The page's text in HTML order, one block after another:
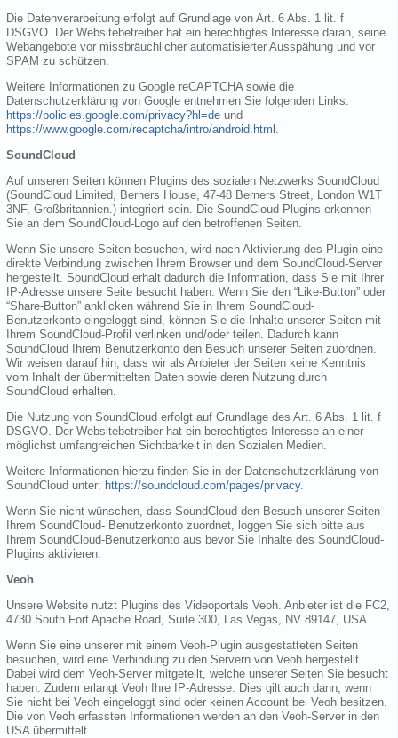
Die Datenverarbeitung erfolgt auf Grundlage von Art. 6 Abs. 1 lit. f
DSGVO. Der Websitebetreiber hat ein berechtigtes Interesse daran, seine
Webangebote vor missbräuchlicher automatisierter Ausspähung und vor
SPAM zu schützen.
Weitere Informationen zu Google reCAPTCHA sowie die
Datenschutzerklärung von Google entnehmen Sie folgenden Links:
https://policies.google.com/privacy?hl=de und
https://www.google.com/recaptcha/intro/android.html
SoundCloud
Auf unseren Seiten können Plugins des sozialen Netzwerks SoundCloud
(SoundCloud Limited, Berners House, 47-48 Berners Street, London W1T
3NF, Großbritannien.) integriert sein. Die SoundCloud-Plugins erkennen
Sie an dem SoundCloud-Logo auf den betroffenen Seiten.
Wenn Sie unsere Seiten besuchen, wird nach Aktivierung des Plugin eine
direkte Verbindung zwischen Ihrem Browser und dem SoundCloud-Server
hergestellt. SoundCloud erhält dadurch die Information, dass Sie mit Ihrer
IP-Adresse unsere Seite besucht haben. Wenn Sie den “Like-Button” oder
“Share-Button” anklicken während Sie in Ihrem SoundCloud-
Benutzerkonto eingeloggt sind, können Sie die Inhalte unserer Seiten mit
Ihrem SoundCloud-Profil verlinken und/oder teilen. Dadurch kann
SoundCloud Ihrem Benutzerkonto den Besuch unserer Seiten zuordnen.
Wir weisen darauf hin, dass wir als Anbieter der Seiten keine Kenntnis
vom Inhalt der übermittelten Daten sowie deren Nutzung durch
SoundCloud erhalten.
Die Nutzung von SoundCloud erfolgt auf Grundlage des Art. 6 Abs. 1 lit. f
DSGVO. Der Websitebetreiber hat ein berechtigtes Interesse an einer
möglichst umfangreichen Sichtbarkeit in den Sozialen Medien.
Weitere Informationen hierzu finden Sie in der Datenschutzerklärung von
SoundCloud unter: https://soundcloud.com/pages/privacy.
Wenn Sie nicht wünschen, dass SoundCloud den Besuch unserer Seiten
Ihrem SoundCloud- Benutzerkonto zuordnet, loggen Sie sich bitte aus
Ihrem SoundCloud-Benutzerkonto aus bevor Sie Inhalte des SoundCloud-
Plugins aktivieren.
Veoh
Unsere Website nutzt Plugins des Videoportals Veoh. Anbieter ist die FC2,
4730 South Fort Apache Road, Suite 300, Las Vegas, NV 89147, USA.
Wenn Sie eine unserer mit einem Veoh-Plugin ausgestatteten Seiten
besuchen, wird eine Verbindung zu den Servern von Veoh hergestellt.
Dabei wird dem Veoh-Server mitgeteilt, welche unserer Seiten Sie besucht
haben. Zudem erlangt Veoh Ihre IP-Adresse. Dies gilt auch dann, wenn
Sie nicht bei Veoh eingeloggt sind oder keinen Account bei Veoh besitzen.
Die von Veoh erfassten Informationen werden an den Veoh-Server in den
USA übermittelt.